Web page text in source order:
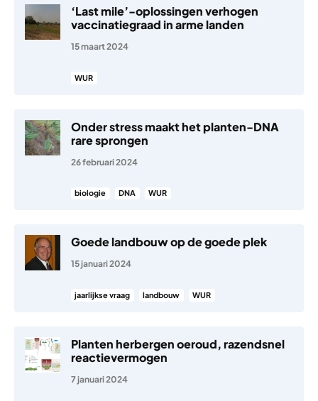
‘Last mile’-oplossingen verhogen
vaccinatiegraad in arme landen
15 maart 2024
WUR
Onder stress maakt het planten-DNA
rare sprongen
26 februari 2024
biologie DNA WUR
Goede landbouw op de goede plek
15 januari 2024
jaarlijkse vraag landbouw WUR
Planten herbergen oeroud, razendsnel
reactievermogen
7 januari 2024